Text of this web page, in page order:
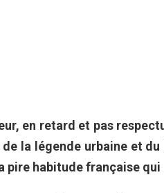
en retard et pas
la légende urbaine et
pire habitude française